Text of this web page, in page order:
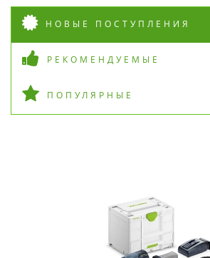
НОВЫЕ ПОСТУПЛЕНИЯ
РЕКОМЕНДУЕМЫЕ
ПОПУЛЯРНЫЕ